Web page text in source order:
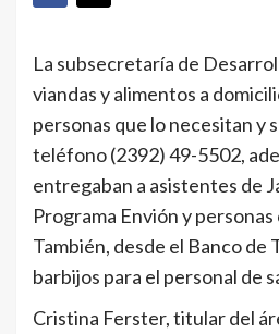
La subsecretaría de
viandas y alimentos a
personas que lo necesitan y
teléfono (2392) 49-5502,
entregaban a asistentes de
Programa Envión y
También, desde el Banco de
barbijos para el personal de
Cristina Ferster, titular del